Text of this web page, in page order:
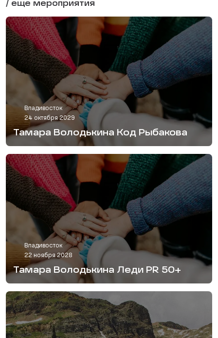
/ еще мероприятия
Владивосток
24 октября 2029
Тамара Володькина Код Рыбакова
Владивосток
22 ноября 2028
Тамара Володькина Леди PR 50+